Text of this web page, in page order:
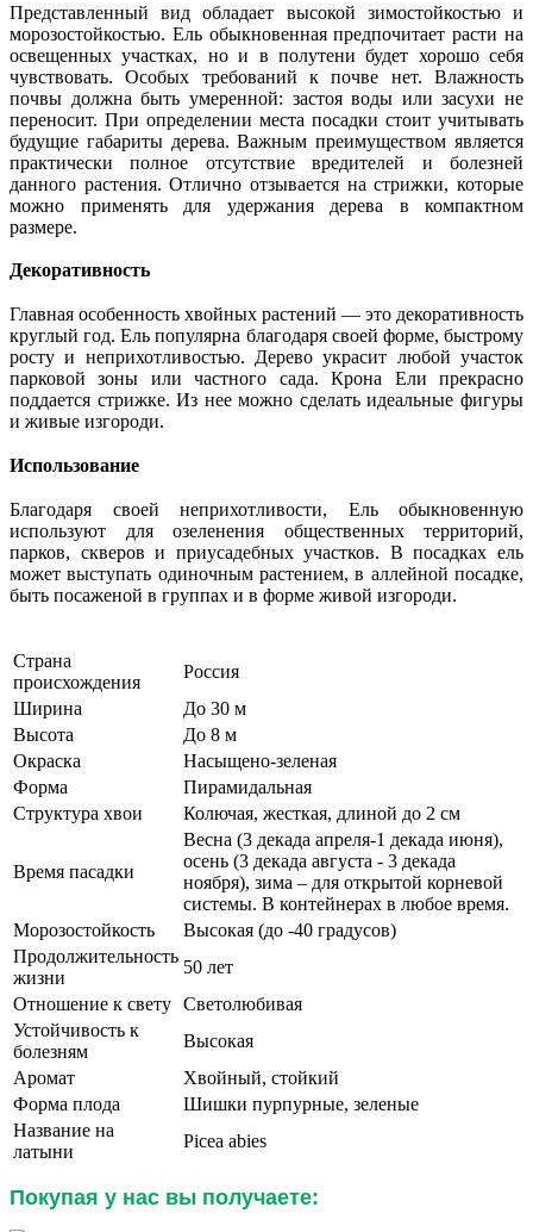
Представленный вид обладает высокой зимостойкостью и
морозостойкостью. Ель обыкновенная предпочитает расти на
освещенных участках, но и в полутени будет хорошо себя
чувствовать. Особых требований к почве нет. Влажность
почвы должна быть умеренной: застоя воды или засухи не
переносит. При определении места посадки стоит учитывать
будущие габариты дерева. Важным преимуществом является
практически полное отсутствие вредителей и болезней
данного растения. Отлично отзывается на стрижки, которые
можно применять для удержания дерева в компактном
размере.
Декоративность
Главная особенность хвойных растений — это декоративность
круглый год. Ель популярна благодаря своей форме, быстрому
росту и неприхотливостью. Дерево украсит любой участок
парковой зоны или частного сада. Крона Ели прекрасно
поддается стрижке. Из нее можно сделать идеальные фигуры
и живые изгороди.
Использование
Благодаря своей неприхотливости, Ель обыкновенную
используют для озеленения общественных территорий,
парков, скверов и приусадебных участков. В посадках ель
может выступать одиночным растением, в аллейной посадке,
быть посаженой в группах и в форме живой изгороди.
Страна
происхождения
Россия
Ширина
До 30 м
Высота
До 8 м
Окраска
Насыщено-зеленая
Форма
Пирамидальная
Структура хвои
Колючая, жесткая, длиной до 2 см
Время пасадки
Весна (3 декада апреля-1 декада июня),
осень (3 декада августа - 3 декада
ноября), зима – для открытой корневой
системы. В контейнерах в любое время.
Морозостойкость
Высокая (до -40 градусов)
Продолжительность
жизни
50 лет
Отношение к свету Светолюбивая
Устойчивость к
болезням
Высокая
Аромат
Хвойный, стойкий
Форма плода
Шишки пурпурные, зеленые
Название на
латыни
Picea abies
Покупая у нас вы получаете: